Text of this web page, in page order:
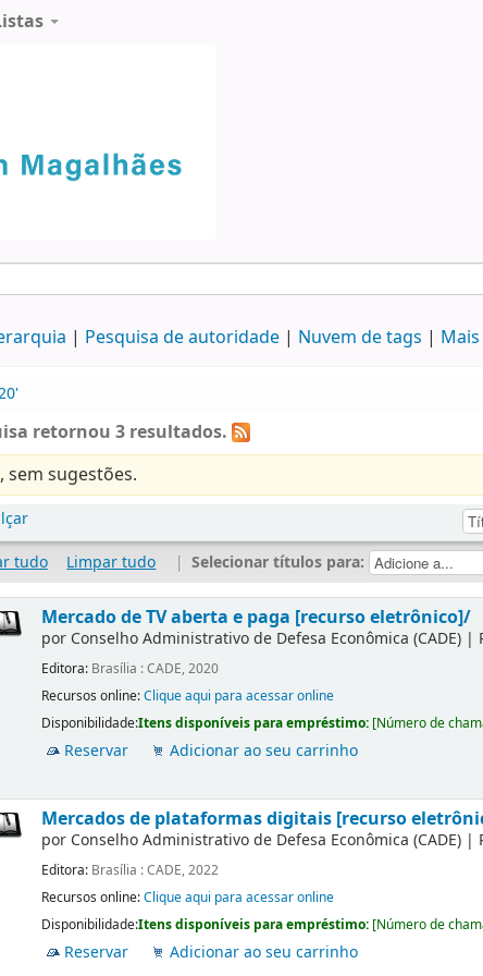
Pesquisa de autoridade Nuvem de tags
retornou 3 resultados.
sem sugestões.
tudo
Limpar tudo | Selecionar títulos para:
Mercado de TV aberta e paga [recurso eletrônico]/
por Conselho Administrativo de Defesa Econômica (CADE) |
Editora: Brasília : CADE, 2020
Recursos online:Clique aqui para acessar online
Disponibilidade:Itens disponíveis para empréstimo: [Número de
Reservar Adicionar ao seu carrinho
Mercados de plataformas digitais [recurso
por Conselho Administrativo de Defesa Econômica (CADE) |
Editora: Brasília : CADE, 2022
Recursos online:Clique aqui para acessar online
Disponibilidade:Itens disponíveis para empréstimo: [Número de
Reservar Adicionar ao seu carrinho